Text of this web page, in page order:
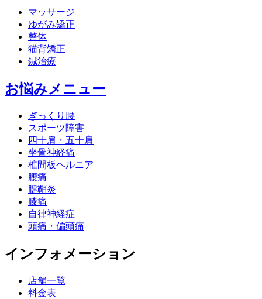
マッサージ
ゆがみ矯正
整体
猫背矯正
鍼治療
お悩みメニュー
ぎっくり腰
スポーツ障害
四十肩・五十肩
坐骨神経痛
椎間板ヘルニア
腰痛
腱鞘炎
膝痛
自律神経症
頭痛・偏頭痛
インフォメーション
店舗一覧
料金表